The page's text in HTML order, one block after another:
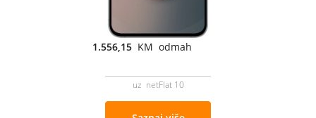
1.556,15 KM odmah
uz netFlat 10